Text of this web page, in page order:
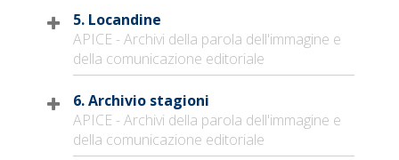
5. Locandine
APICE - Archivi della parola dell'immagine e
della comunicazione editoriale
6. Archivio stagioni
APICE - Archivi della parola dell'immagine e
della comunicazione editoriale